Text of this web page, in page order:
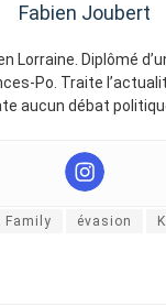
Fabien Joubert
Lorraine. Diplômé
Po. Traite
aucun débat
Family évasion